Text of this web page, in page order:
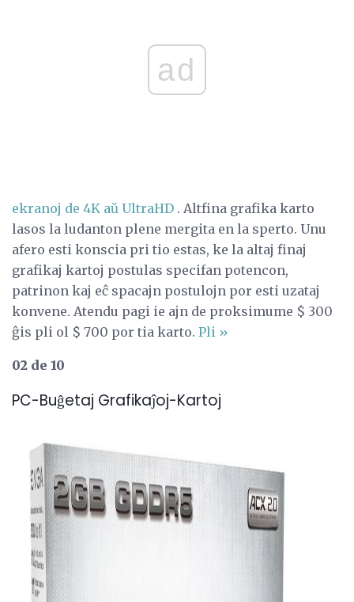
ad
ekranoj de 4K aŭ UltraHD . Altfina grafika karto
lasos la ludanton plene mergita en la sperto. Unu
afero esti konscia pri tio estas, ke la altaj finaj
grafikaj kartoj postulas specifan potencon,
patrinon kaj eĉ spacajn postulojn por esti uzataj
konvene. Atendu pagi ie ajn de proksimume $ 300
ĝis pli ol $ 700 por tia karto. Pli »
02 de 10
PC-Buĝetaj Grafikaĵoj-Kartoj